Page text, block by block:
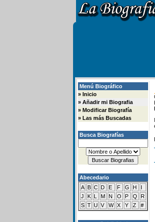
Menú Biográfico
» Inicio
» Añadir mi Biografia
» Modificar Biografía
» Las más Buscadas
Busca Biografías
Abecedario
A B C D E F G H
I
J
K L M N O P Q
R
S T U V W X Y Z #